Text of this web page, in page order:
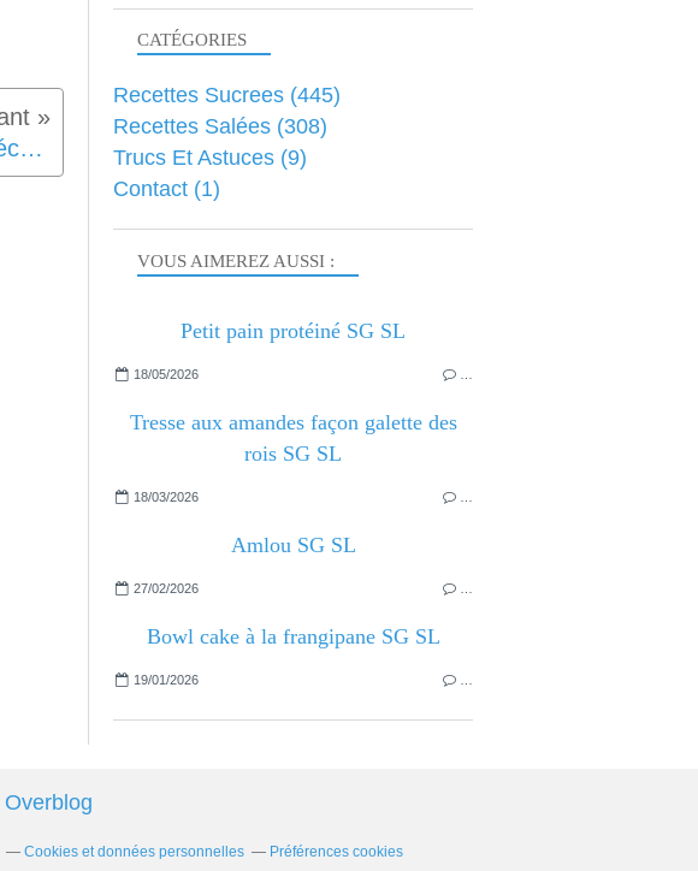
Gâteau pommes/noix de pécan SG SL
VOUS AIMEREZ AUSSI :
Petit pain protéiné SG SL
18/05/2026
Tresse aux amandes façon galette des
rois SG SL
18/03/2026
Amlou SG SL
27/02/2026
Bowl cake à la frangipane SG SL
19/01/2026
CATÉGORIES
Recettes Sucrees (445)
Recettes Salées (308)
Trucs Et Astuces (9)
Contact (1)
Overblog
Cookies et données personnelles Préférences cookies